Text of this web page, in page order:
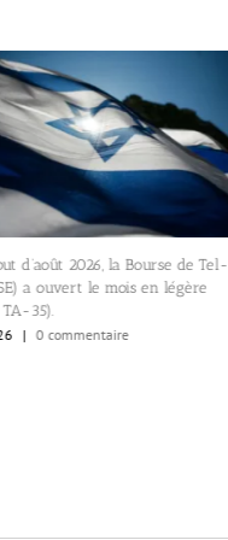
d’août 2026, la Bourse de Tel-
a ouvert le mois en légère
35).
| 0 commentaire